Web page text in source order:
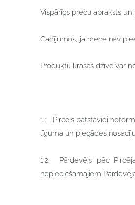
Vispārīgs preču apraksts
Gadījumos, ja prece nav
Produktu krāsas dzīvē var
1.1. Pircējs patstāvīgi
līguma un piegādes
1.2. Pārdevējs pēc
nepieciešamajiem